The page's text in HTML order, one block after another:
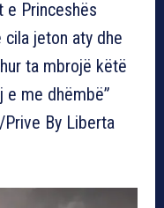
e Princeshës
jeton aty dhe
ta mbrojë këtë
e me dhëmbë”
By Liberta